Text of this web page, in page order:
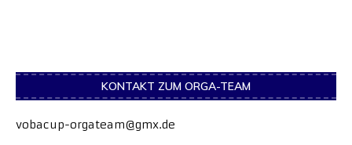
KONTAKT ZUM ORGA-TEAM
vobacup-orgateam@gmx.de